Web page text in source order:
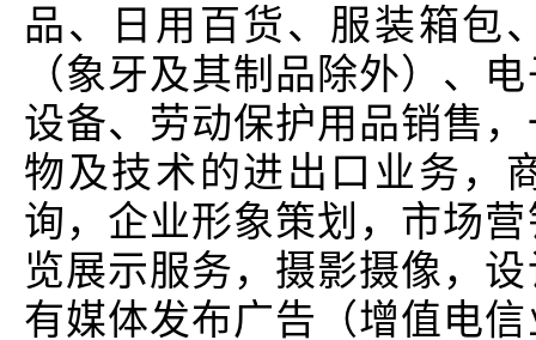
品、日用百货、服装箱包
（象牙及其制品除外）、
设备、劳动保护用品销售
物及技术的进出口业务，
询，企业形象策划，市场
览展示服务，摄影摄像，
有媒体发布广告（增值电